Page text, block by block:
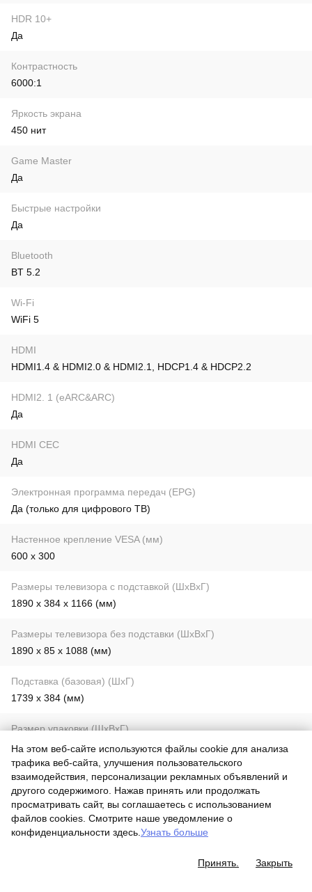
HDR 10+
Да
Контрастность
6000:1
Яркость экрана
450 нит
Game Master
Да
Быстрые настройки
Да
Bluetooth
BT 5.2
Wi-Fi
WiFi 5
HDMI
HDMI1.4 & HDMI2.0 & HDMI2.1, HDCP1.4 & HDCP2.2
HDMI2. 1 (eARC&ARC)
Да
HDMI CEC
Да
Электронная программа передач (EPG)
Да (только для цифрового ТВ)
Настенное крепление VESA (мм)
600 x 300
Размеры телевизора с подставкой (ШхВхГ)
1890 x 384 x 1166 (мм)
Размеры телевизора без подставки (ШхВхГ)
1890 x 85 x 1088 (мм)
Подставка (базовая) (ШхГ)
1739 x 384 (мм)
Размер упаковки (ШхВхГ)
2045 x 197 x 1200 (мм);
Масса нетто без подставки (кг)
26
Масса нетто с подставкой (кг)
26.5
На этом веб-сайте используются файлы cookie для анализа
трафика веб-сайта, улучшения пользовательского
взаимодействия, персонализации рекламных объявлений и
другого содержимого. Нажав принять или продолжать
просматривать сайт, вы соглашаетесь с использованием
файлов cookies. Смотрите наше уведомление о
конфиденциальности здесь. Узнать больше
Принять. Закрыть